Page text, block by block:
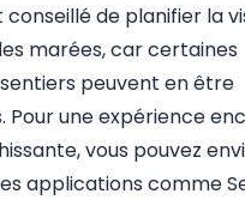
conseillé de planifier la
marées, car certaines
peuvent en être
Pour une expérience
vous pouvez
applications comme